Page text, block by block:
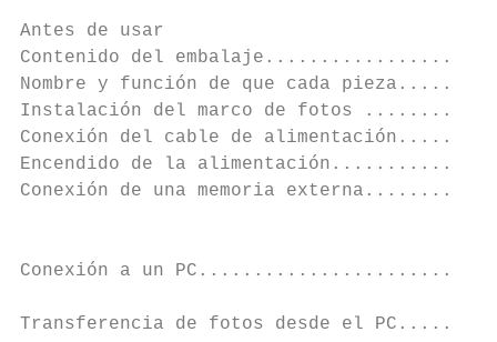
Antes de usar
Contenido del
Nombre y función de que cada
Instalación del marco de fotos
Conexión del cable de
Encendido de la
Conexión de una memoria
Conexión a un
Transferencia de fotos desde el